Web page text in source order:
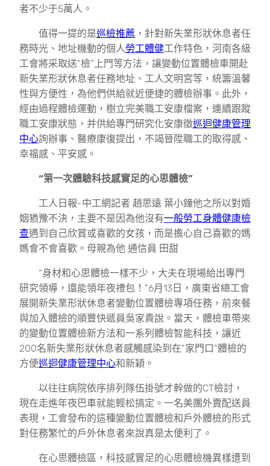
者不少于5萬人。
值得一提的是巡檢推薦 ，針對新失業形狀休息者任
務時光、地址機動的個人勞工體健工作特色，河南各級
工會將采取送“檢”上門等方法，讓變動位置體檢車開赴
新失業形狀休息者任務地址、工人文明宮等，統籌溫馨
性與方便性，為他們供給就近便捷的體檢辦事。此外，
經由過程體檢運動，樹立完美職工安康檔案，連續跟蹤
職工安康狀態，并供給專門研究化安康徵巡迴健康管理
中心詢辦事、醫療康復提出，不竭晉陞職工的取得感、
幸福感、平安感。
“第一次體驗科技感實足的心思體檢”
工人日報-中工網記者 趙思遠 葉小鐘他之所以對婚
姻猶豫不決，主要不是因為他沒有一般勞工身體健康檢
查遇到自己欣賞或喜歡的女孩，而是擔心自己喜歡的媽
媽會不會喜歡。母親為他 通信員 田甜
“身材和心思體檢一樣不少，大夫在現場給出專門
研究領導，還能領年夜禮包！”6月13日，廣東省總工會
展開新失業形狀休息者變動位置體檢專項任務，前來餐
與加入體檢的順豐快遞員吳家貴說。當天，體檢車帶來
的變動位置體檢新方法和一系列體檢智能科技，讓近
200名新失業形狀休息者感觸感染到在“家門口”體檢的
方便巡迴健康管理中心和新穎。
以往往病院依序排列隊伍掛號才幹做的CT檢討，
現在走進年夜巴車就能輕松搞定。一名美團外賣配送員
表現，工會發布的這種變動位置體檢和戶外體檢的形式
對任務繁忙的戶外休息者來說真是太便利了。
在心思體檢區，科技感實足的心思體檢機異樣遭到